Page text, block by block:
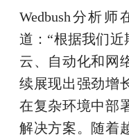
Wedbush分析
道：“根据我们
云、自动化和网
续展现出强劲增
在复杂环境中部
解决方案。随着